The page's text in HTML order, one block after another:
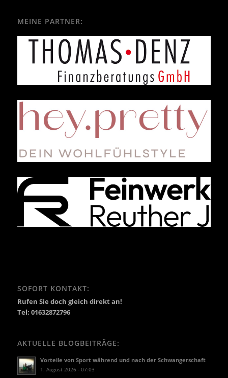
MEINE PARTNER:
SOFORT KONTAKT:
Rufen Sie doch gleich direkt an!
Tel: 01632872796
AKTUELLE BLOGBEITRÄGE:
Vorteile von Sport während und nach der Schwangerschaft
1. August 2026 - 07:03